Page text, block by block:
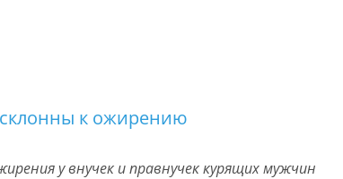
к ожирению
у внучек и правнучек курящих мужчин